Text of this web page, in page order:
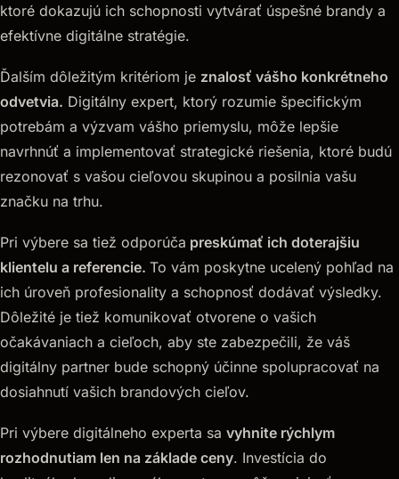
ktoré dokazujú ich schopnosti vytvárať úspešné brandy a
efektívne digitálne stratégie.
Ďalším dôležitým kritériom je znalosť vášho konkrétneho
odvetvia. Digitálny expert, ktorý rozumie špecifickým
potrebám a výzvam vášho priemyslu, môže lepšie
navrhnúť a implementovať strategické riešenia, ktoré budú
rezonovať s vašou cieľovou skupinou a posilnia vašu
značku na trhu.
Pri výbere sa tiež odporúča preskúmať ich doterajšiu
klientelu a referencie. To vám poskytne ucelený pohľad na
ich úroveň profesionality a schopnosť dodávať výsledky.
Dôležité je tiež komunikovať otvorene o vašich
očakávaniach a cieľoch, aby ste zabezpečili, že váš
digitálny partner bude schopný účinne spolupracovať na
dosiahnutí vašich brandových cieľov.
Pri výbere digitálneho experta sa vyhnite rýchlym
rozhodnutiam len na základe ceny. Investícia do